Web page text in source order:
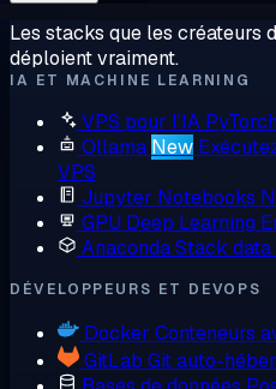
Les stacks que les créateurs
déploient vraiment.
IA ET MACHINE LEARNING
VPS pour l'IA
Ollama New
VPS
Jupyter Notebooks
GPU Deep Learning
AnacondaStack
DÉVELOPPEURS ET DEVOPS
Docker Conteneurs
GitLab Git auto-